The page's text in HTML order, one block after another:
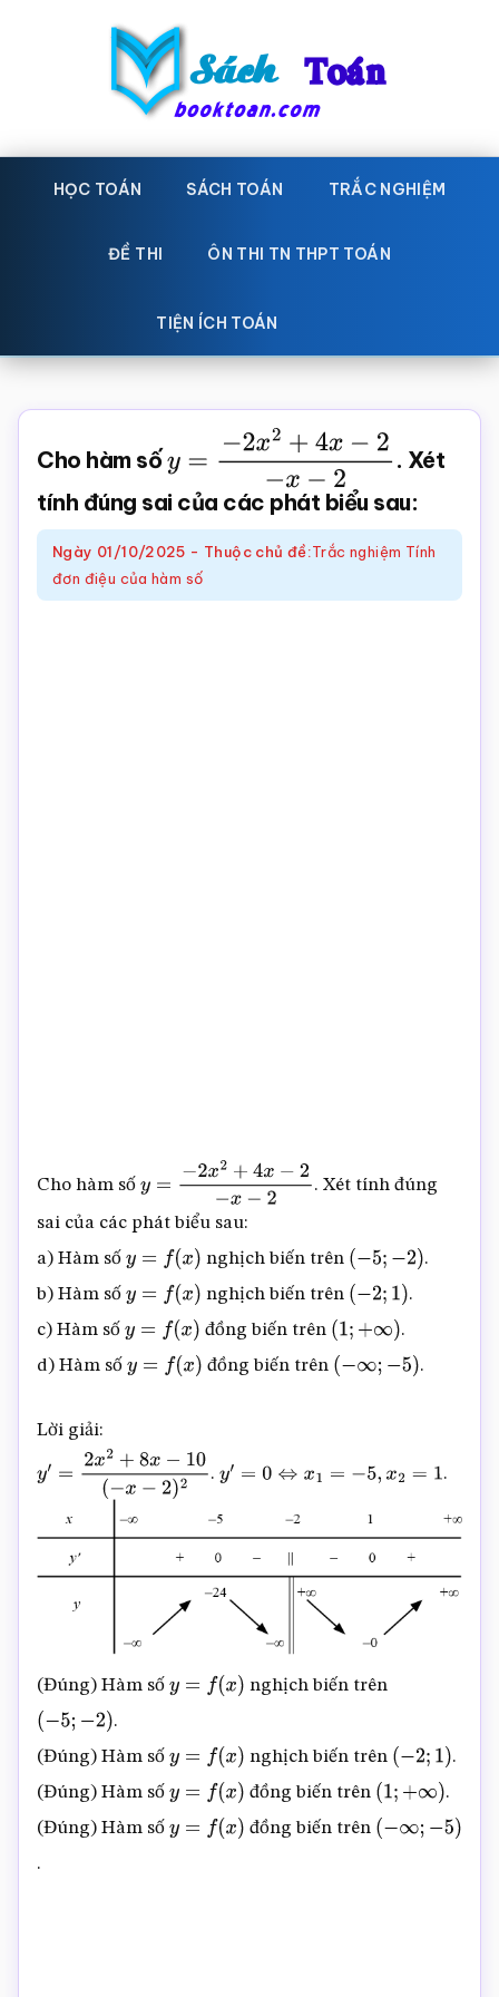
Sách
Toán
toán
Học
toán,
giáo
Toán,
trắc
nghiệm
Toán
online
HỌC TOÁN SÁCH TOÁN TRẮC NGHIỆM
ĐỀ THI ÔN THI TN THPT TOÁN
TIỆN ÍCH TOÁN
Cho hàm sốy=− 2x2+4x−2−x−2
. Xét
tính đúng sai của các phát biểu sau:
Ngày 01/10/2025 - Thuộc chủ đề:Trắc nghiệm Tính
đơn điệu của hàm số
Cho hàm số y =− +4x− 2−x
. Xét tính đúng
sai của các phát biểu sau:
a) Hàm số y =f( x ) nghịch biến trên (− 5;− )
.
b) Hàm số y =f( x ) nghịch biến trên (− 2;1 )
.
c) Hàm số y =f( x ) đồng biến trên (1;+ ∞)
.
d) Hàm số y =f( x ) đồng biến trên (− ∞;− .
Lời giải:
y +8x− 10( −x− )2
. y ⇔ x1=−5 1 .
(Đúng) Hàm số y =f( x ) nghịch biến trên
( 5;− )
.
(Đúng) Hàm số y =f( x ) nghịch biến trên (− 2;1 )
.
(Đúng) Hàm số y =f( x ) đồng biến trên (1;+ ∞)
.
(Đúng) Hàm số y =f( x ) đồng biến trên (− ∞;
.